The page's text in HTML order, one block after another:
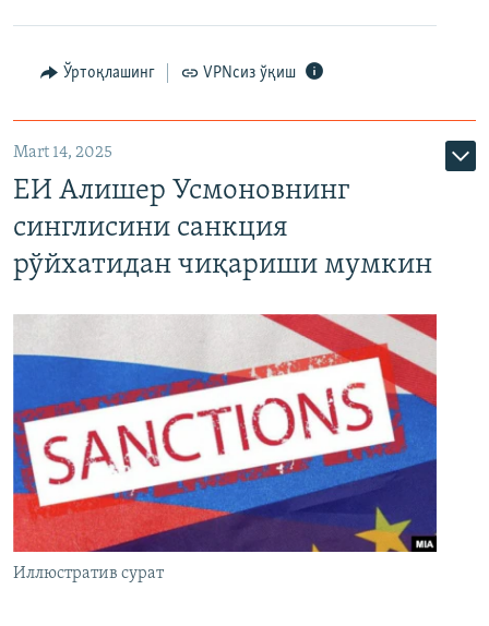
Ўртоқлашинг VPNсиз ўқиш
Mart 14, 2025
ЕИ Алишер Усмоновнинг
синглисини санкция
рўйхатидан чиқариши мумкин
Иллюстратив сурат